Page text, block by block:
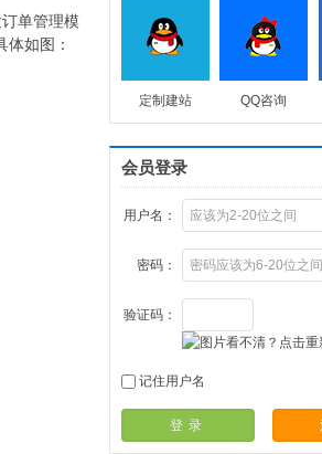
单管理模
如图：
定制建站 QQ咨询
会员登录
用户名：
密码：
验证码：
记住用户名
登录